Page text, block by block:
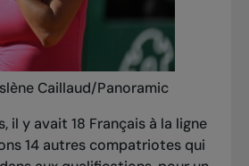
Caillaud/Panoramic
il y avait 18 Français à la ligne
14 autres compatriotes qui